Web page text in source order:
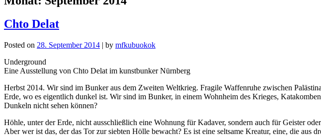
Chto Delat
Posted on 28. September 2014 | by mfkubuokok
Underground
Eine Ausstellung von Chto Delat im kunstbunker Nürnberg
Herbst 2014. Wir sind im Bunker aus dem Zweiten Weltkrieg. Fragile Waffenruhe zwischen
Erde, wo es eigentlich dunkel ist. Wir sind im Bunker, in einem Wohnheim des Krieges,
Dunkeln nicht sehen können?
Höhle, unter der Erde, nicht ausschließlich eine Wohnung für Kadaver, sondern auch für Geister
Aber wer ist das, der das Tor zur siebten Hölle bewacht? Es ist eine seltsame Kreatur, eine, die aus